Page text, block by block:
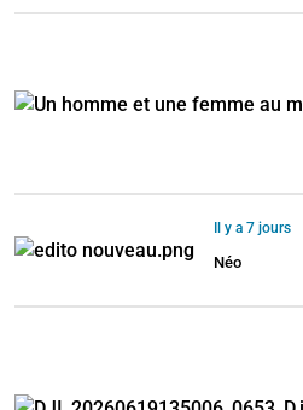
Il y a 7 jours
Néo